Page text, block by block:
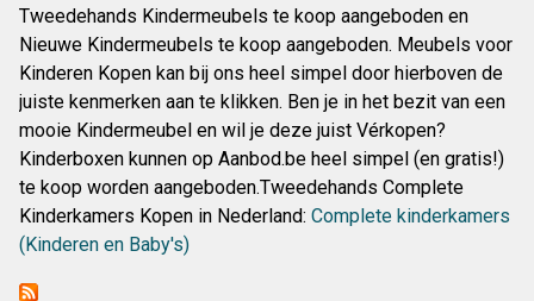
Tweedehands Kindermeubels te koop aangeboden en
Nieuwe Kindermeubels te koop aangeboden. Meubels voor
Kinderen Kopen kan bij ons heel simpel door hierboven de
juiste kenmerken aan te klikken. Ben je in het bezit van een
mooie Kindermeubel en wil je deze juist Vérkopen?
Kinderboxen kunnen op Aanbod.be heel simpel (en gratis!)
te koop worden aangeboden.Tweedehands Complete
Kinderkamers Kopen in Nederland: Complete kinderkamers
(Kinderen en Baby's)